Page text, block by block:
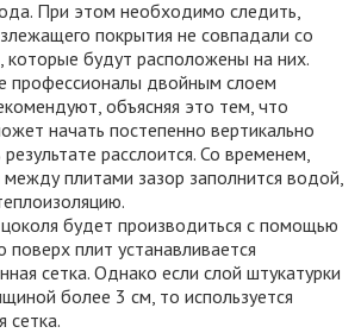
При этом необходимо следить,
покрытия не совпадали со
которые будут расположены на них.
профессионалы двойным слоем
объясняя это тем, что
начать постепенно вертикально
расслоится. Со временем,
плитами зазор заполнится водой,
будет производиться с помощью
поверх плит устанавливается
сетка. Однако если слой штукатурки
более 3 см, то используется
сетка.